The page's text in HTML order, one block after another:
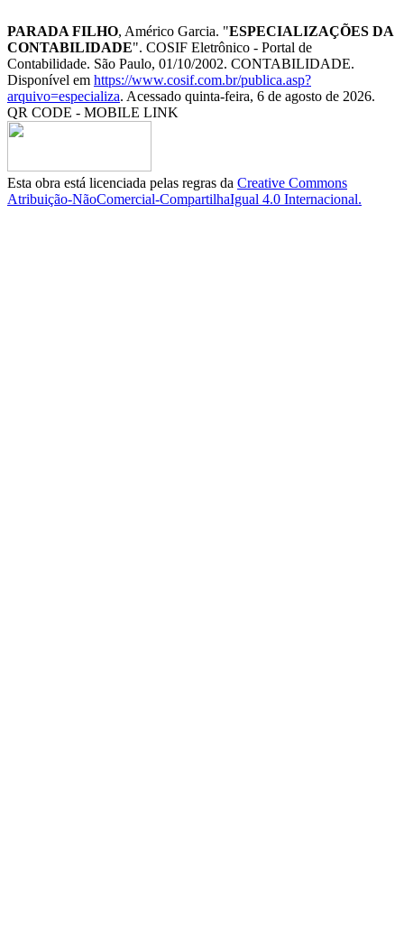
PARADA FILHO, Américo Garcia. "ESPECIALIZAÇÕES DA
CONTABILIDADE". COSIF Eletrônico - Portal de
Contabilidade. São Paulo, 01/10/2002. CONTABILIDADE.
Disponível em https://www.cosif.com.br/publica.asp?
arquivo=especializa. Acessado quinta-feira, 6 de agosto de 2026.
QR CODE - MOBILE LINK
Esta obra está licenciada pelas regras da Creative Commons
Atribuição-NãoComercial-CompartilhaIgual 4.0 Internacional.